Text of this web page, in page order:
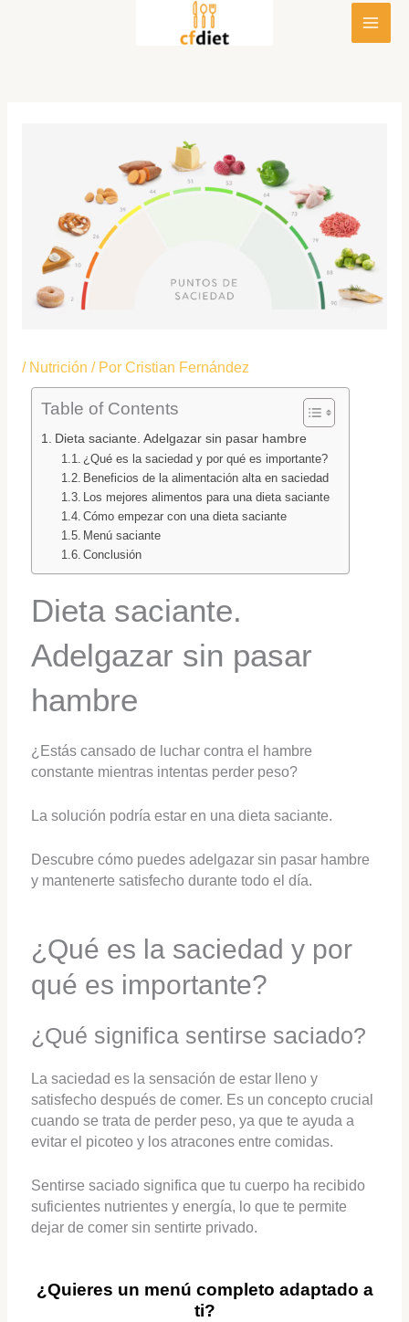
/ Nutrición / Por Cristian Fernández
Table of Contents
Dieta saciante. Adelgazar sin pasar hambre
¿Qué es la saciedad y por qué es importante?
Beneficios de la alimentación alta en saciedad
Los mejores alimentos para una dieta saciante
Cómo empezar con una dieta saciante
Menú saciante
Conclusión
Dieta saciante.
Adelgazar sin pasar
hambre
¿Estás cansado de luchar contra el hambre
constante mientras intentas perder peso?
La solución podría estar en una dieta saciante.
Descubre cómo puedes adelgazar sin pasar hambre
y mantenerte satisfecho durante todo el día.
¿Qué es la saciedad y por
qué es importante?
¿Qué significa sentirse saciado?
La saciedad es la sensación de estar lleno y
satisfecho después de comer. Es un concepto crucial
cuando se trata de perder peso, ya que te ayuda a
evitar el picoteo y los atracones entre comidas.
Sentirse saciado significa que tu cuerpo ha recibido
suficientes nutrientes y energía, lo que te permite
dejar de comer sin sentirte privado.
¿Quieres un menú completo adaptado a
ti?